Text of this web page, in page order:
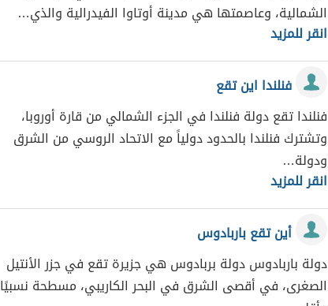
الشمالية، وعاصمتها هي مدينة أوتاوا الفيدرالية والذي…
انقر للمزيد
فنلندا اين تقع
فنلندا تقع دولة فنلندا في الجزء الشمالي من قارة أوروبا،
وتشترك فنلندا بالحدود دولياً مع الاتحاد الروسي من الشرق
ودولة…
انقر للمزيد
أين تقع باربادوس
دولة باربادوس دولة بربادوس هي جزيرة تقع في جزر الأنتيل
الصغرى، في أقصى الشرق في البحر الكاريبي، مسطحة نسبيًا